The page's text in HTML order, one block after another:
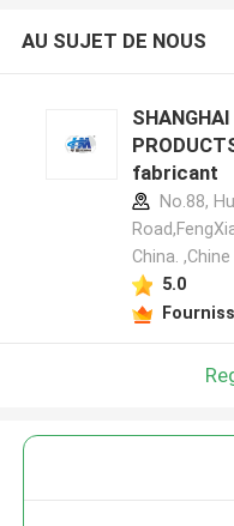
AU SUJET DE NOUS
fabricant
No.88,
China. ,Chine
5.0